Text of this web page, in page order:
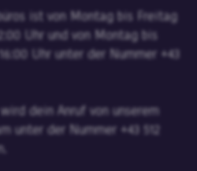
ist von Montag bis Freitag
Uhr und von Montag bis
Uhr unter der Nummer +43
dein Anruf von unserem
unter der Nummer +43 512